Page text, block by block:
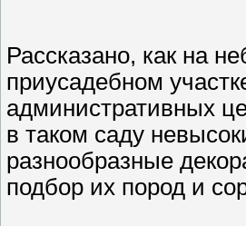
Рассказано, как на
приусадебном
административных
в таком саду
разнообразные
подбор их пород и